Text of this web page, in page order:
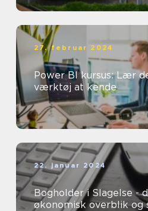
27. februar 2024
Power BI kursus: Lær
værktøj at kende
22. januar 2024
Bogholder i Slagelse -
økonomisk overblik og